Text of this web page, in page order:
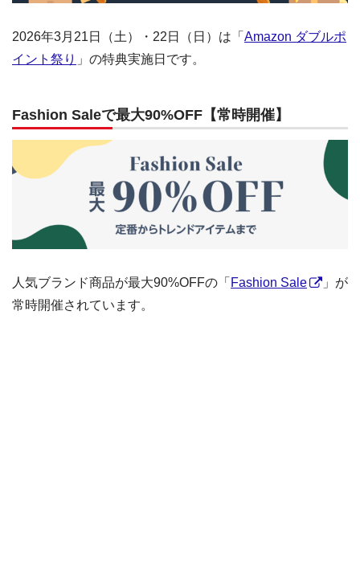
2026年3月21日（土）・22日（日）は「 Amazon ダブルポ
イント祭り 」の特典実施日です。
Fashion Saleで最大90%OFF【常時開催】
人気ブランド商品が最大90%OFFの「 Fashion Sale
」が
常時開催されています。